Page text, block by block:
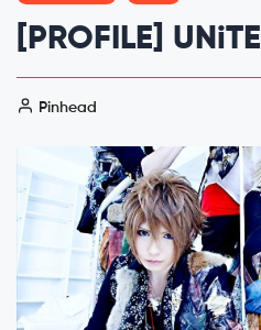
[PROFILE] UNiTE
Pinhead